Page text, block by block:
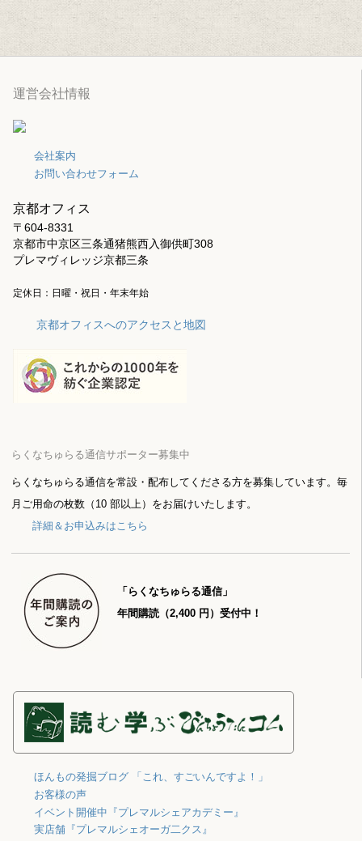
運営会社情報
会社案内
お問い合わせフォーム
京都オフィス
〒604-8331
京都市中京区三条通猪熊西入御供町308
プレマヴィレッジ京都三条
定休日：日曜・祝日・年末年始
京都オフィスへのアクセスと地図
らくなちゅらる通信サポーター募集中
らくなちゅらる通信を常設・配布してくださる方を募集しています。毎
月ご用命の枚数（10 部以上）をお届けいたします。
詳細＆お申込みはこちら
「らくなちゅらる通信」
年間購読（2,400 円）受付中！
ほんもの発掘ブログ 「これ、すごいんですよ！」
お客様の声
イベント開催中『プレマルシェアカデミー』
実店舗『プレマルシェオーガ二クス』